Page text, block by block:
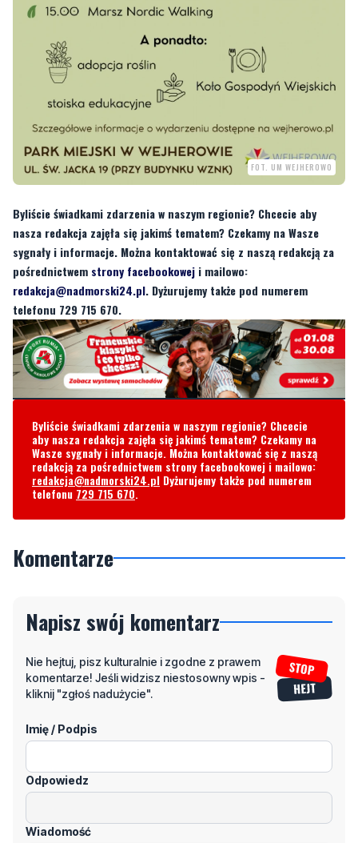
FOT. UM WEJHEROWO
Byliście świadkami zdarzenia w naszym regionie? Chcecie aby
nasza redakcja zajęła się jakimś tematem? Czekamy na Wasze
sygnały i informacje. Można kontaktować się z naszą redakcją za
pośrednictwem strony facebookowej i mailowo:
redakcja@nadmorski24.pl. Dyżurujemy także pod numerem
telefonu 729 715 670.
Byliście świadkami zdarzenia w naszym regionie? Chcecie
aby nasza redakcja zajęła się jakimś tematem? Czekamy na
Wasze sygnały i informacje. Można kontaktować się z naszą
redakcją za pośrednictwem strony facebookowej i mailowo:
redakcja@nadmorski24.pl Dyżurujemy także pod numerem
telefonu 729 715 670.
Komentarze
Napisz swój komentarz
Nie hejtuj, pisz kulturalnie i zgodne z prawem
komentarze! Jeśli widzisz niestosowny wpis -
kliknij "zgłoś nadużycie".
Imię / Podpis
Odpowiedz
Wiadomość